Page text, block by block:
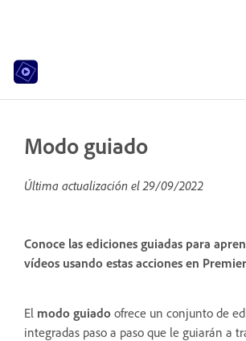
Modo guiado
Última actualización el29/09/2022
Conoce las ediciones guiadas para
vídeos usando estas acciones en
El modo guiado ofrece un conjunto de
integradas paso a paso que le guiarán a